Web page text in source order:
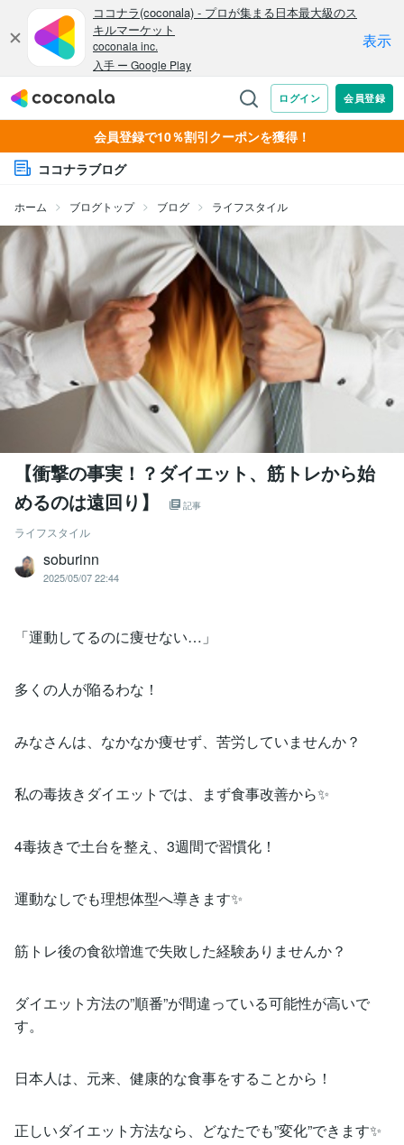
会員登録で10％割引クーポンを獲得！
ココナラブログ
ホーム ブログトップ ブログ ライフスタイル
【衝撃の事実！？ダイエット、筋トレから始
めるのは遠回り】
記事
ライフスタイル
soburinn
2025/05/07 22:44
「運動してるのに痩せない…」
多くの人が陥るわな！
みなさんは、なかなか痩せず、苦労していませんか？
私の毒抜きダイエットでは、まず食事改善から✨
4毒抜きで土台を整え、3週間で習慣化！
運動なしでも理想体型へ導きます✨
筋トレ後の食欲増進で失敗した経験ありませんか？
ダイエット方法の”順番”が間違っている可能性が高いで
す。
日本人は、元来、健康的な食事をすることから！
正しいダイエット方法なら、どなたでも”変化”できます✨